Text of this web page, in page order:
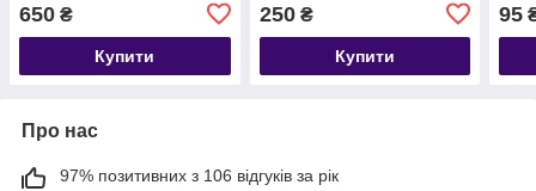
650 ₴
Купити
250₴
Купити
95
Про нас
97% позитивних з 106 відгуків за рік